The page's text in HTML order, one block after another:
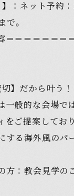
：ネット予約：
。
＝＝＝＝＝＝＝
】だから叶う！
一般的な会場で
をご提案してお
する海外風のパ
：教会見学の